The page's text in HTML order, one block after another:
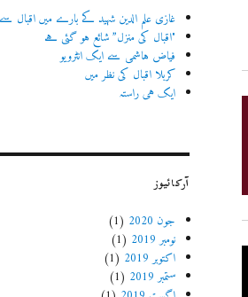
غازی علم الدین شہید کے بارے میں اقبال
"اقبال کی منزل” شائع ہو گئی ہے
فیاض ہاشمی سے ایک انٹرویو
کربلا اقبال کی نظر میں
ایک ہی راستہ
آرکائیوز
جون 2020
(1)
نومبر 2019
(1)
اکتوبر 2019
(1)
ستمبر 2019
(1)